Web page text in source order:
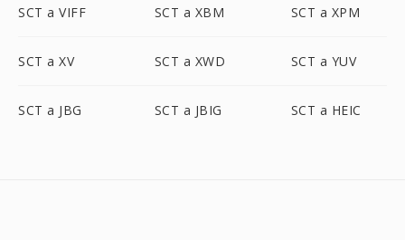
SCT a VIFF SCT a XBM SCT a XPM
SCT a XV SCT a XWD SCT a YUV
SCT a JBG SCT a JBIG SCT a HEIC